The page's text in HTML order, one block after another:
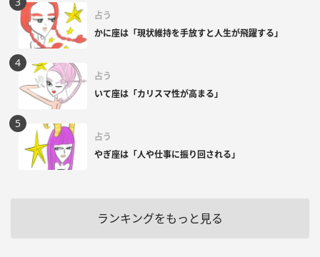
占う
かに座は「現状維持を手放すと人生が飛躍する」
占う
いて座は「カリスマ性が高まる」
占う
やぎ座は「人や仕事に振り回される」
ランキングをもっと見る